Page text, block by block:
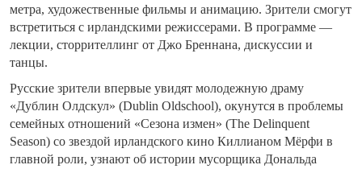
метра, художественные фильмы и анимацию. Зрители смогут
встретиться с ирландскими режиссерами. В программе —
лекции, сторрителлинг от Джо Бреннана, дискуссии и
танцы.
Русские зрители впервые увидят молодежную драму
«Дублин Олдскул» (Dublin Oldschool), окунутся в проблемы
семейных отношений «Сезона измен» (The Delinquent
Season) со звездой ирландского кино Киллианом Мёрфи в
главной роли, узнают об истории мусорщика Дональда